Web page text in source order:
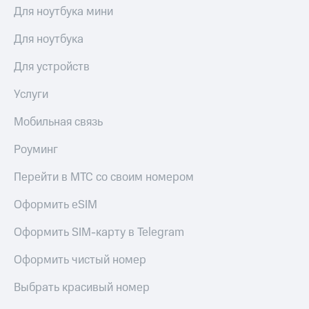
Для ноутбука мини
Для ноутбука
Для устройств
Услуги
Мобильная связь
Роуминг
Перейти в МТС со своим номером
Оформить eSIM
Оформить SIM-карту в Telegram
Оформить чистый номер
Выбрать красивый номер